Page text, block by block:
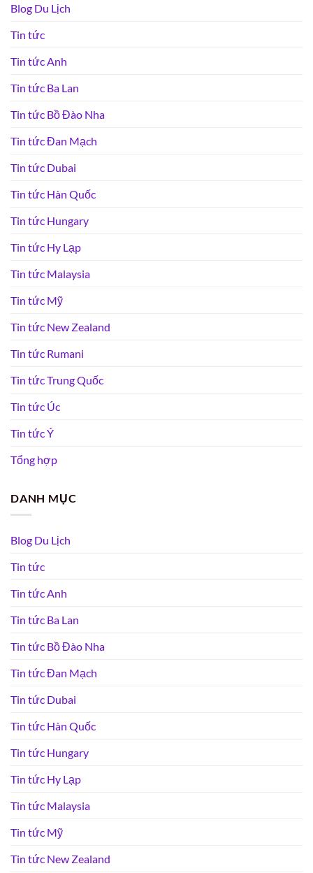
Blog Du Lịch
Tin tức
Tin tức Anh
Tin tức Ba Lan
Tin tức Bồ Đào Nha
Tin tức Đan Mạch
Tin tức Dubai
Tin tức Hàn Quốc
Tin tức Hungary
Tin tức Hy Lạp
Tin tức Malaysia
Tin tức Mỹ
Tin tức New Zealand
Tin tức Rumani
Tin tức Trung Quốc
Tin tức Úc
Tin tức Ý
Tổng hợp
DANH MỤC
Blog Du Lịch
Tin tức
Tin tức Anh
Tin tức Ba Lan
Tin tức Bồ Đào Nha
Tin tức Đan Mạch
Tin tức Dubai
Tin tức Hàn Quốc
Tin tức Hungary
Tin tức Hy Lạp
Tin tức Malaysia
Tin tức Mỹ
Tin tức New Zealand